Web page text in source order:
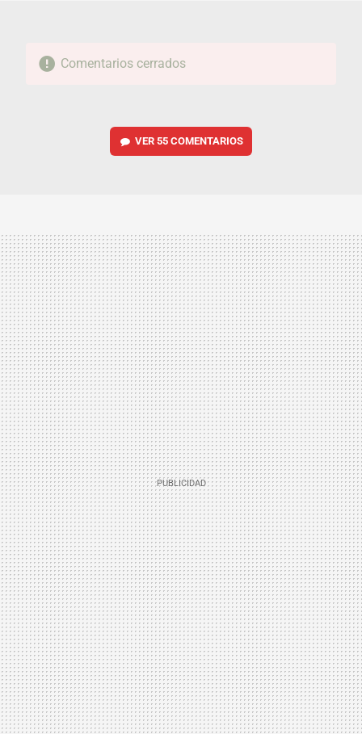
Comentarios cerrados
VER 55 COMENTARIOS